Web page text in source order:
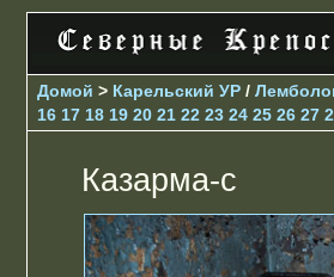
Домой > Карельский УР /
16 17 18 19 20 21 22 23 24 25 26 27
Казарма-с